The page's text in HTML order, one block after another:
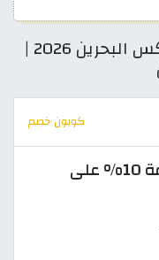
المزيد من كوبونات خصم كروكس البحرين 2026 |
كوبون خصم
كود خصم كروكس 2026 بقيمة 10% على